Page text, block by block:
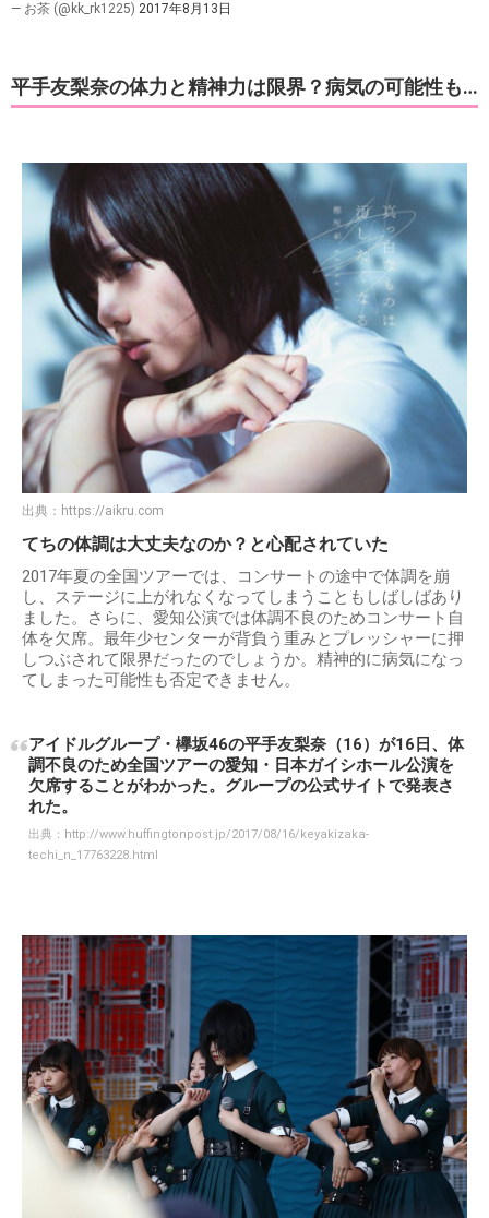
— お茶 (@kk_rk1225) 2017年8月13日
平手友梨奈の体力と精神力は限界？病気の可能性も…
出典： https://aikru.com
てちの体調は大丈夫なのか？と心配されていた
2017年夏の全国ツアーでは、コンサートの途中で体調を崩
し、ステージに上がれなくなってしまうこともしばしばあり
ました。さらに、愛知公演では体調不良のためコンサート自
体を欠席。最年少センターが背負う重みとプレッシャーに押
しつぶされて限界だったのでしょうか。精神的に病気になっ
てしまった可能性も否定できません。
アイドルグループ・欅坂46の平手友梨奈（16）が16日、体
調不良のため全国ツアーの愛知・日本ガイシホール公演を
欠席することがわかった。グループの公式サイトで発表さ
れた。
出典： http://www.huffingtonpost.jp/2017/08/16/keyakizaka-
techi_n_17763228.html